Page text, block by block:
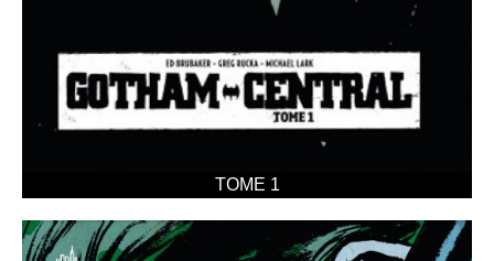
TOME 1